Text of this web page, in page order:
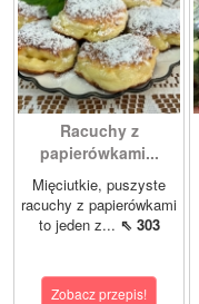
Racuchy z
papierówkami...
Mięciutkie, puszyste
racuchy z papierówkami
to jeden z... ⇖ 303
Zobacz przepis!